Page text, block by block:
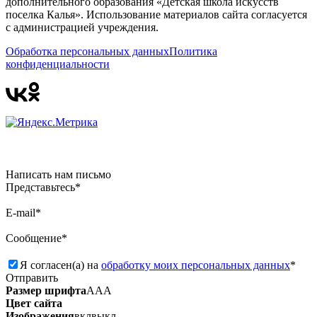
поселка Калья». Использование материалов сайта согласуется
с администрацией учреждения.
Обработка персональных данныхПолитика
конфиденциальности
Написать нам письмо
Представьтесь*
E-mail*
Сообщение*
Я согласен(а) на обработку моих персональных данных*
Отправить
Размер шрифтаААА
Цвет сайта